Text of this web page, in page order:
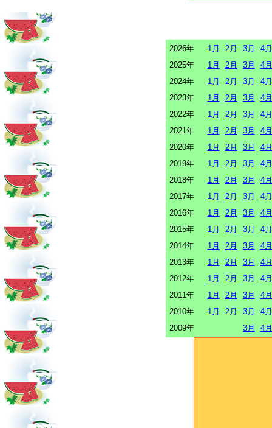
2026年 1月 2月 3月
4月
2025年
1月 2月 3月
4月
2024年
1月 2月 3月
4月
2023年
1月 2月 3月
4月
2022年
1月 2月 3月
4月
2021年
1月 2月 3月
4月
2020年
1月 2月 3月
4月
2019年
1月 2月 3月
4月
2018年
1月 2月 3月
4月
2017年
1月 2月 3月
4月
2016年
1月 2月 3月
4月
2015年
1月 2月 3月
4月
2014年
1月 2月 3月
4月
2013年
1月 2月 3月
4月
2012年
1月 2月 3月
4月
2011年
1月 2月 3月
4月
2010年
1月 2月 3月
4月
2009年
3月 4月